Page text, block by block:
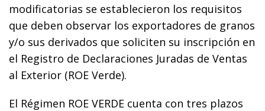
modificatorias se establecieron los requisitos
que deben observar los exportadores de granos
y/o sus derivados que soliciten su inscripción en
el Registro de Declaraciones Juradas de Ventas
al Exterior (ROE Verde).
El Régimen ROE VERDE cuenta con tres plazos